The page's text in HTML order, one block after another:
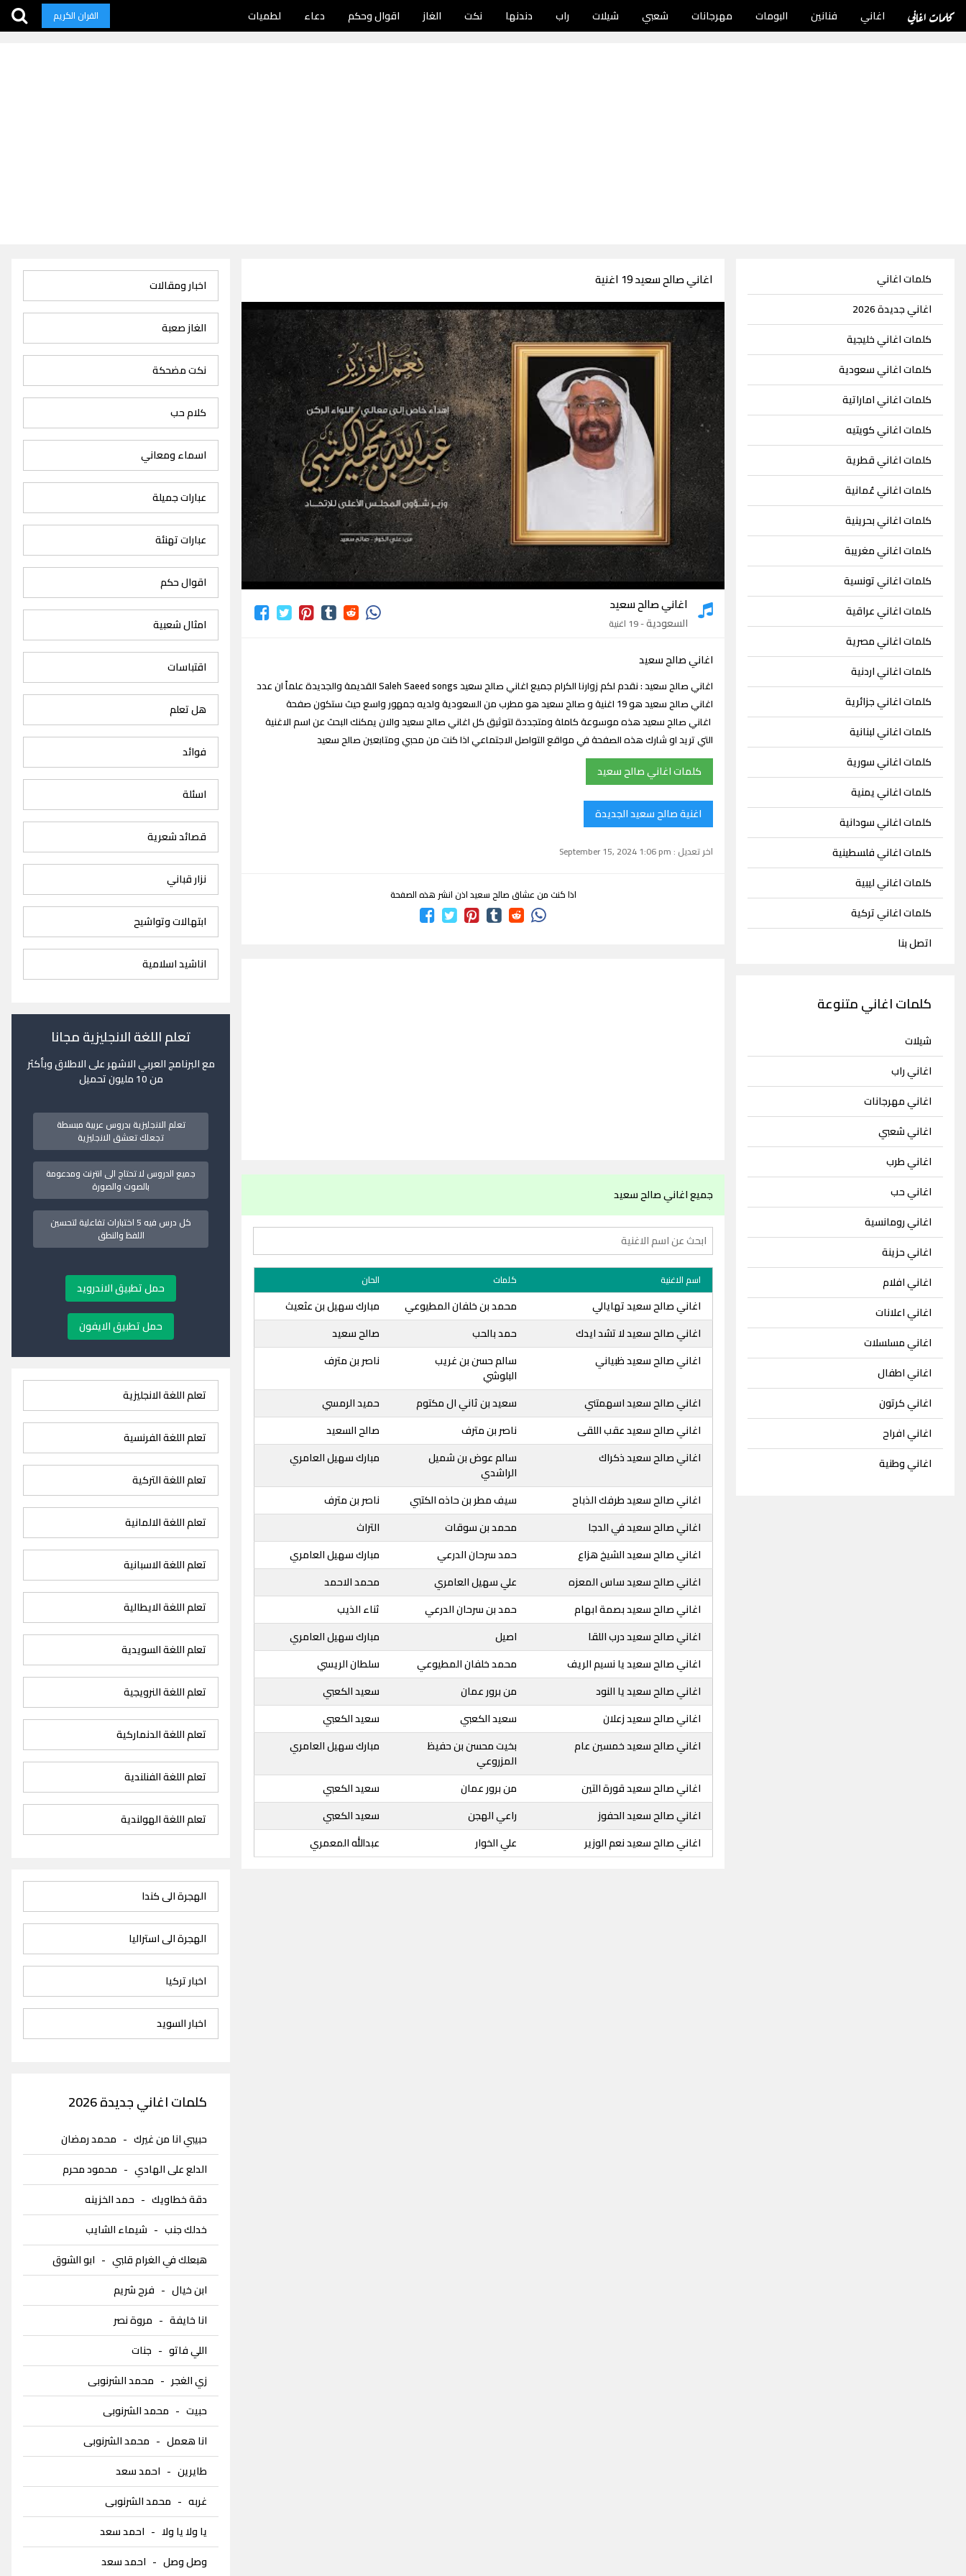
كلمات اغاني اغاني فنانين البومات مهرجانات شعبي شيلات راب دندنها نكت الغاز اقوال وحكم دعاء لطميات القران الكريم
كلمات اغاني
اغاني جديدة 2026
كلمات اغاني خليجية
كلمات اغاني سعودية
كلمات اغاني اماراتية
كلمات اغاني كويتيه
كلمات اغاني قطرية
كلمات اغاني عُمانية
كلمات اغاني بحرينية
كلمات اغاني مغريبة
كلمات اغاني تونسية
كلمات اغاني عراقية
كلمات اغاني مصرية
كلمات اغاني اردنية
كلمات اغاني جزائرية
كلمات اغاني لبنانية
كلمات اغاني سورية
كلمات اغاني يمنية
كلمات اغاني سودانية
كلمات اغاني فلسطينية
كلمات اغاني ليبية
كلمات اغاني تركية
اتصل بنا
كلمات اغاني متنوعة
شيلات
اغاني راب
اغاني مهرجانات
اغاني شعبي
اغاني طرب
اغاني حب
اغاني رومانسية
اغاني حزينة
اغاني افلام
اغاني اعلانات
اغاني مسلسلات
اغاني اطفال
اغاني كرتون
اغاني افراح
اغاني وطنية
اغاني صالح سعيد 19 اغنية
اغاني صالح سعيد
اغاني صالح سعيد
السعودية- 19 اغنية
اغاني صالح سعيد
اغاني صالح سعيد : نقدم لكم زوارنا الكرام جميع اغاني صالح سعيد Saleh Saeed songs القديمة والجديدة علماً ان عدد
اغاني صالح سعيد هو 19 اغنية و صالح سعيد هو مطرب من السعودية ولديه جمهور واسع حيث ستكون صفحة
اغاني صالح سعيد هذه موسوعة كاملة ومتجددة لتوثيق كل اغاني صالح سعيد والان يمكنك البحث عن اسم الاغنية
التي تريد او شارك هذه الصفحة في مواقع التواصل الاجتماعي اذا كنت من محبي ومتابعين صالح سعيد
كلمات اغاني صالح سعيد
اغنية صالح سعيد الجديدة
اخر تعديل : September 15, 2024 1:06 pm
اذا كنت من عشاق صالح سعيد اذن انشر هذه الصفحة
جميع اغاني صالح سعيد
اسم الاغنية كلمات الحان
اغاني صالح سعيد تهايالي محمد بن خلفان المطيوعي
مبارك سهيل بن عثعيث
اغاني صالح سعيد لا تشد ايدك
حمد بالحب
صالح سعيد
اغاني صالح سعيد ظبياني
سالم حسن بن غريب
البلوشي
ناصر بن مترف
اغاني صالح سعيد اسهمتني سعيد بن ثاني ال مكتوم
حميد الرمسي
اغاني صالح سعيد عقب اللقى
ناصر بن مترف
صالح السعيد
اغاني صالح سعيد ذكراك
سالم عوض بن شميل
الراشدي
مبارك سهيل العامري
اغاني صالح سعيد طرفك الذباح سيف مطر بن حاذه الكتبي
ناصر بن مترف
اغاني صالح سعيد في الدجا
محمد بن سوقات
التراث
اغاني صالح سعيد الشيخ هزاع
حمد سرحان الدرعي
مبارك سهيل العامري
اغاني صالح سعيد ساس المعزه
علي سهيل العامري
محمد الاحمد
اغاني صالح سعيد بصمة ابهام
حمد بن سرحان الدرعي
ثناء الذيب
اغاني صالح سعيد درب اللقا
اصيل
مبارك سهيل العامري
اغاني صالح سعيد يا نسيم الريف
محمد خلفان المطيوعي
سلطان الريسي
اغاني صالح سعيد يا النود
من برور عمان
سعيد الكعبي
اغاني صالح سعيد زعلان
سعيد الكعبي
سعيد الكعبي
اغاني صالح سعيد خمسين عام
بخيت محسن بن حفيظ
المزروعي
مبارك سهيل العامري
اغاني صالح سعيد قورة التين من برور عمان
سعيد الكعبي
اغاني صالح سعيد الحفوز
راعي الهجن
سعيد الكعبي
اغاني صالح سعيد نعم الوزير
علي الخوار عبدالله المعمري
اخبار ومقالات
الغاز صعبة
نكت مضحكة
كلام حب
اسماء ومعاني
عبارات جميلة
عبارات تهنئة
اقوال حكم
امثال شعبية
اقتباسات
هل تعلم
فوائد
اسئلة
قصائد شعرية
نزار قباني
ابتهالات وتواشيح
اناشيد اسلامية
تعلم اللغة الانجليزية مجانا
مع البرنامج العربي الاشهر على الاطلاق وبأكثر
من 10 مليون تحميل
تعلم الانجليزية بدروس عربية مبسطة
تجعلك تعشق الانجليزية
جميع الدروس لا تحتاج الى انترنت ومدعومة
بالصوت والصورة
كل درس فيه 5 اختبارات تفاعلية لتحسين
اللفظ والنطق
حمل تطبيق الاندرويد
حمل تطبيق الايفون
تعلم اللغة الانجليزية
تعلم اللغة الفرنسية
تعلم اللغة التركية
تعلم اللغة الالمانية
تعلم اللغة الاسبانية
تعلم اللغة الايطالية
تعلم اللغة السويدية
تعلم اللغة النرويجية
تعلم اللغة الدنماركية
تعلم اللغة الفنلندية
تعلم اللغة الهولندية
الهجرة الى كندا
الهجرة الى استراليا
اخبار تركيا
اخبار السويد
كلمات اغاني جديدة 2026
حبيبي انا من غيرك- محمد رمضان
الدلع على الهادي- محمود محرم
دقة خطاويك- حمد الخزينه
خدلك جنب- شيماء الشايب
هبعلك في الغرام قلبي- ابو الشوق
ابن خيال- فرح شريم
انا خايفة- مروة نصر
اللي فاتو- جنات
زي الغجر - محمد الشرنوبى
حبيت- محمد الشرنوبى
انا هعمل- محمد الشرنوبى
طايرين- احمد سعد
غربه- محمد الشرنوبى
يا ولا يا ولا- احمد سعد
وصل وصل- احمد سعد